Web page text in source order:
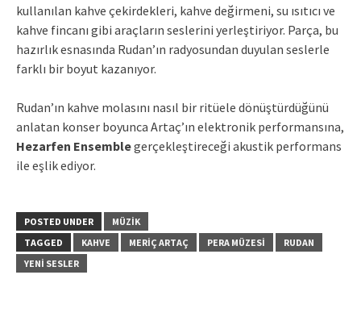
kullanılan kahve çekirdekleri, kahve değirmeni, su ısıtıcı ve
kahve fincanı gibi araçların seslerini yerleştiriyor. Parça, bu
hazırlık esnasında Rudan’ın radyosundan duyulan seslerle
farklı bir boyut kazanıyor.
Rudan’ın kahve molasını nasıl bir ritüele dönüştürdüğünü
anlatan konser boyunca Artaç’ın elektronik performansına,
Hezarfen Ensemblegerçekleştireceği akustik performans
ile eşlik ediyor.
POSTED UNDER
MÜZIK
TAGGED
KAHVE MERIÇ ARTAÇ PERA MÜZESI
RUDAN
YENI SESLER